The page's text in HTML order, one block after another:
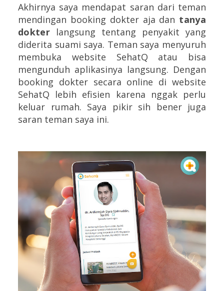
Akhirnya saya mendapat saran dari teman
mendingan booking dokter aja dan tanya
dokter langsung tentang penyakit yang
diderita suami saya. Teman saya menyuruh
membuka website SehatQ atau bisa
mengunduh aplikasinya langsung. Dengan
booking dokter secara online di website
SehatQ lebih efisien karena nggak perlu
keluar rumah. Saya pikir sih bener juga
saran teman saya ini.